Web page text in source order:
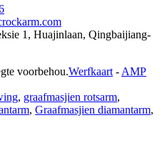
1, Huajinlaan, Qingbaijiang-
voorbehou.Werfkaart-AMP
, graafmasjien rotsarm,
, Graafmasjien diamantarm,